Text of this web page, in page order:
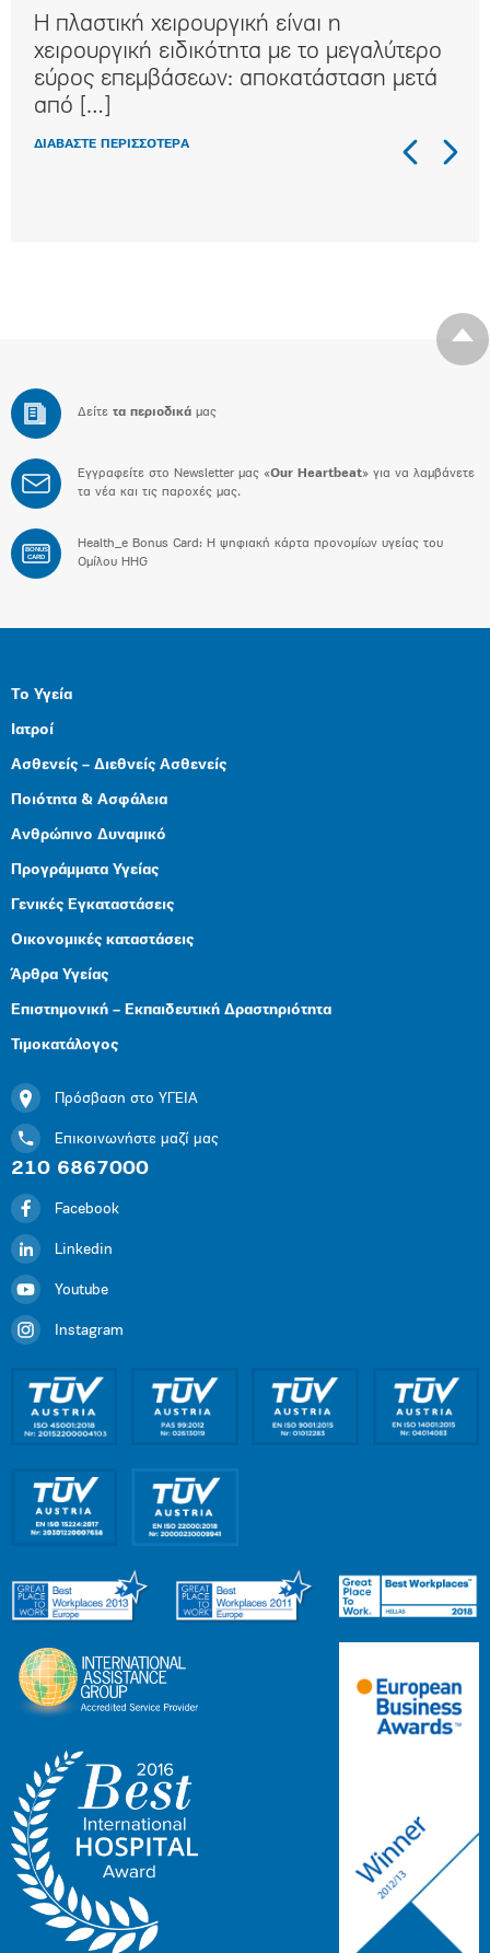
Η πλαστική χειρουργική είναι η
χειρουργική ειδικότητα με τo μεγαλύτερο
εύρος επεμβάσεων: αποκατάσταση μετά
από […]
ΔΙΑΒΑΣΤΕ ΠΕΡΙΣΣΟΤΕΡΑ
Δείτε τα περιοδικά μας
Εγγραφείτε στο Newsletter μας «Our Heartbeat» για να λαμβάνετε
τα νέα και τις παροχές μας.
BONUS
CARD
Health_e Bonus Card: H ψηφιακή κάρτα προνομίων υγείας του
Ομίλου HHG
Το Υγεία
Ιατροί
Ασθενείς – Διεθνείς Ασθενείς
Ποιότητα & Ασφάλεια
Ανθρώπινο Δυναμικό
Προγράμματα Υγείας
Γενικές Εγκαταστάσεις
Οικονομικές καταστάσεις
Άρθρα Υγείας
Επιστημονική – Εκπαιδευτική Δραστηριότητα
Τιμοκατάλογος
Πρόσβαση στο ΥΓΕΙΑ
Επικοινωνήστε μαζί μας
210 6867000
Facebook
Linkedin
Youtube
Instagram